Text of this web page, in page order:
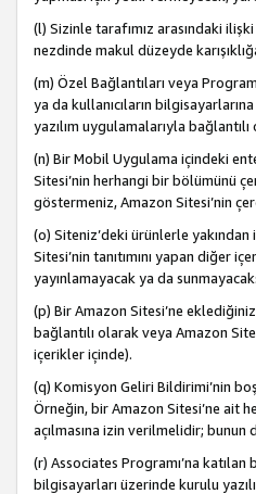
(l) Sizinle tarafımız arasındaki
nezdinde makul düzeyde
(m) Özel Bağlantıları veya
ya da kullanıcıların
yazılım uygulamalarıyla
(n) Bir Mobil Uygulama içindeki
Sitesi’nin herhangi bir bölümünü
göstermeniz, Amazon Sitesi’nin
(o) Siteniz’deki ürünlerle yakından
Sitesi’nin tanıtımını yapan diğer
yayınlamayacak ya da
(p) Bir Amazon Sitesi’ne
bağlantılı olarak veya Amazon
içerikler içinde).
(q) Komisyon Geliri Bildirimi’nin
Örneğin, bir Amazon Sitesi’ne ait
açılmasına izin verilmelidir; bunun
(r) Associates Programı’na
bilgisayarları üzerinde kurulu